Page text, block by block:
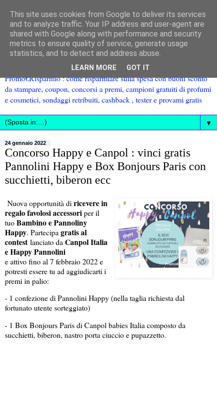
Promo€Risparmio : come risparmiare sulla spesa con buoni sconto
da stampare, coupon, concorsi a premi, campioni gratuiti di profumi
e cosmetici, sondaggi retribuiti, cashback , tester e provami gratis
▼
24 gennaio 2022
Concorso Happy e Canpol : vinci gratis
Pannolini Happy e Box Bonjours Paris con
succhietti, biberon ecc
Nuova opportunità di ricevere in
regalo favolosi accessoriper il
tuoBambino e Pannoliny
Happy. Partecipa gratis al
contest lanciato da Canpol Italia
e Happy Pannolini
e attivo fino al 7 febbraio 2022 e
potresti essere tu ad aggiudicarti i
premi in palio:
- 1 confezione di Pannolini Happy (nella taglia richiesta dal
fortunato utente sorteggiato)
- 1 Box Bonjours Paris di Canpol babies Italia composto da
succhietti, biberon, nastro porta ciuccio e pupazzetto.
This site uses cookies from Google to deliver its services
and to analyze traffic. Your IP address and user-agent are
shared with Google along with performance and security
metrics to ensure quality of service, generate usage
statistics, and to detect and address abuse.
LEARN MORE GOT IT